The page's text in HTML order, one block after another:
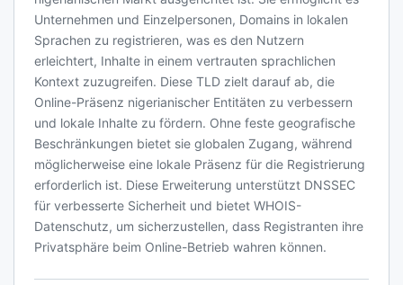
Unternehmen und Einzelpersonen, Domains in lokalen
Sprachen zu registrieren, was es den Nutzern
erleichtert, Inhalte in einem vertrauten sprachlichen
Kontext zuzugreifen. Diese TLD zielt darauf ab, die
Online-Präsenz nigerianischer Entitäten zu verbessern
und lokale Inhalte zu fördern. Ohne feste geografische
Beschränkungen bietet sie globalen Zugang, während
möglicherweise eine lokale Präsenz für die Registrierung
erforderlich ist. Diese Erweiterung unterstützt DNSSEC
für verbesserte Sicherheit und bietet WHOIS-
Datenschutz, um sicherzustellen, dass Registranten ihre
Privatsphäre beim Online-Betrieb wahren können.